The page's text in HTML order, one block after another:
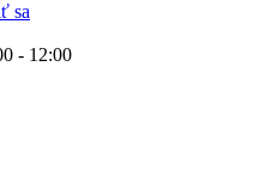
sa
- 12:00